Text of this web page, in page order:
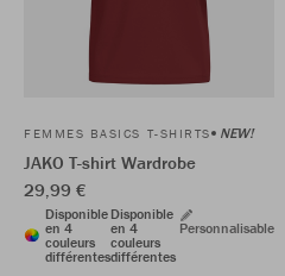
FEMMES BASICS T-SHIRTS NEW!
JAKO T-shirt Wardrobe
29,99 €
Disponible
en 4
couleurs
différentes
Disponible
en 4
couleurs
différentes
Personnalisable